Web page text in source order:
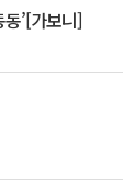
’[가보니]